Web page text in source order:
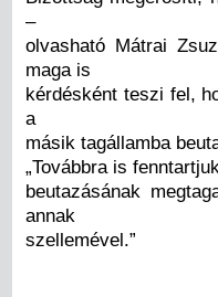
–
olvasható Mátrai
maga is
kérdésként teszi fel,
a
másik tagállamba
„Továbbra is
beutazásának
annak
szellemével.”